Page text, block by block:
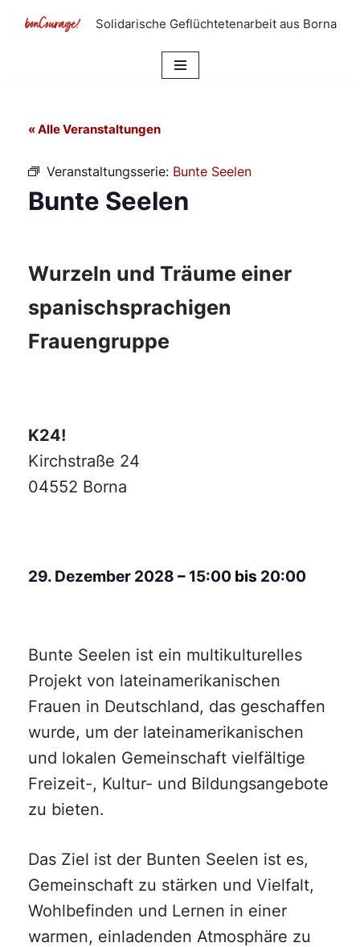
Solidarische Geflüchtetenarbeit aus Borna
« Alle Veranstaltungen
Veranstaltungsserie: Bunte Seelen
Bunte Seelen
Wurzeln und Träume einer
spanischsprachigen
Frauengruppe
K24!
Kirchstraße 24
04552 Borna
29. Dezember 2028 – 15:00 bis 20:00
Bunte Seelen ist ein multikulturelles
Projekt von lateinamerikanischen
Frauen in Deutschland, das geschaffen
wurde, um der lateinamerikanischen
und lokalen Gemeinschaft vielfältige
Freizeit-, Kultur- und Bildungsangebote
zu bieten.
Das Ziel ist der Bunten Seelen ist es,
Gemeinschaft zu stärken und Vielfalt,
Wohlbefinden und Lernen in einer
warmen, einladenden Atmosphäre zu